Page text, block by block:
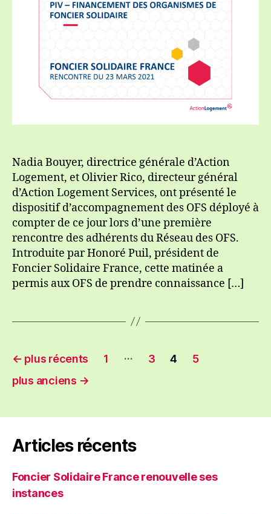
des
Nadia Bouyer, directrice générale d’Action
Logement, et Olivier Rico, directeur général
d’Action Logement Services, ont présenté le
dispositif d’accompagnement des OFS déployé à
compter de ce jour lors d’une première
rencontre des adhérents du Réseau des OFS.
Introduite par Honoré Puil, président de
Foncier Solidaire France, cette matinée a
permis aux OFS de prendre connaissance […]
Pagination
des
← plus récents 1 … 3 4
5
plus anciens →
Articles récents
Foncier Solidaire France renouvelle ses
instances